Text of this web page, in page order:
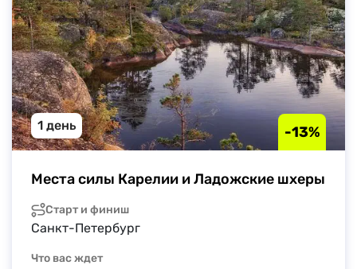
1 день -13%
Места силы Карелии и Ладожские шхеры
Старт и финиш
Санкт-Петербург
Что вас ждет